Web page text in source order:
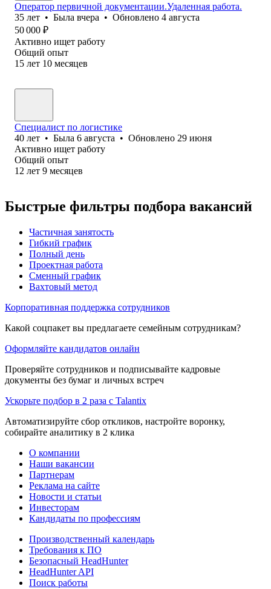
Оператор первичной документации.Удаленная работа.
35 лет • Была вчера • Обновлено 4 августа
50 000 ₽
Активно ищет работу
Общий опыт
15 лет 10 месяцев
Специалист по логистике
40 лет • Была 6 августа • Обновлено 29 июня
Активно ищет работу
Общий опыт
12 лет 9 месяцев
Быстрые фильтры подбора вакансий
Частичная занятость
Гибкий график
Полный день
Проектная работа
Сменный график
Вахтовый метод
Корпоративная поддержка сотрудников
Какой соцпакет вы предлагаете семейным сотрудникам?
Оформляйте кандидатов онлайн
Проверяйте сотрудников и подписывайте кадровые
документы без бумаг и личных встреч
Ускорьте подбор в 2 раза с Talantix
Автоматизируйте сбор откликов, настройте воронку,
собирайте аналитику в 2 клика
О компании
Наши вакансии
Партнерам
Реклама на сайте
Новости и статьи
Инвесторам
Кандидаты по профессиям
Производственный календарь
Требования к ПО
Безопасный HeadHunter
HeadHunter API
Поиск работы